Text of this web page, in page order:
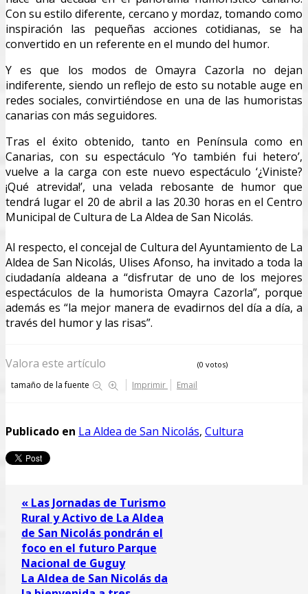
Con su estilo diferente, cercano y mordaz, tomando como
inspiración las pequeñas acciones cotidianas, se ha
convertido en un referente en el mundo del humor.
Y es que los modos de Omayra Cazorla no dejan
indiferente, siendo un reflejo de esto su notable auge en
redes sociales, convirtiéndose en una de las humoristas
canarias con más seguidores.
Tras el éxito obtenido, tanto en Península como en
Canarias, con su espectáculo ‘Yo también fui hetero’,
vuelve a la carga con este nuevo espectáculo ‘¿Viniste?
¡Qué atrevida!’, una velada rebosante de humor que
tendrá lugar el 20 de abril a las 20.30 horas en el Centro
Municipal de Cultura de La Aldea de San Nicolás.
Al respecto, el concejal de Cultura del Ayuntamiento de La
Aldea de San Nicolás, Ulises Afonso, ha invitado a toda la
ciudadanía aldeana a “disfrutar de uno de los mejores
espectáculos de la humorista Omayra Cazorla”, porque
además es “la mejor manera de evadirnos del día a día, a
través del humor y las risas”.
Valora este artículo (0 votos)
tamaño de la fuente Imprimir Email
Publicado en La Aldea de San Nicolás, Cultura
« Las Jornadas de Turismo
Rural y Activo de La Aldea
de San Nicolás pondrán el
foco en el futuro Parque
Nacional de Guguy
La Aldea de San Nicolás da